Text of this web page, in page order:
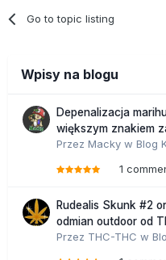
Go to topic listing
Wpisy na blogu
Depenalizacja
większym znakiem
Przez Macky w Blog
1
Rudealis Skunk #2
odmian outdoor od
Przez THC-THC w